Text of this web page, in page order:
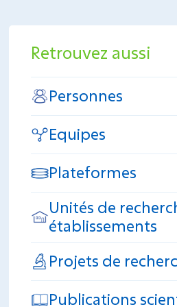
Retrouvez aussi
Personnes
Equipes
Plateformes
Unités de
établissements
Projets de
Publications